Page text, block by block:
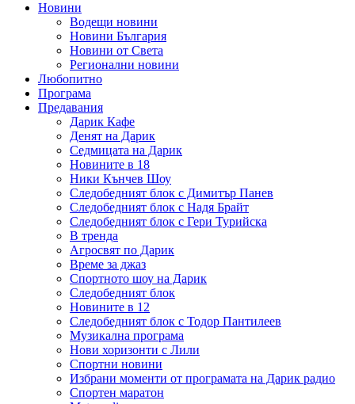
Новини
Водещи новини
Новини България
Новини от Света
Регионални новини
Любопитно
Програма
Предавания
Дарик Кафе
Денят на Дарик
Седмицата на Дарик
Новините в 18
Ники Кънчев Шоу
Следобедният блок с Димитър Панев
Следобедният блок с Надя Брайт
Следобедният блок с Гери Турийска
В тренда
Агросвят по Дарик
Време за джаз
Спортното шоу на Дарик
Следобедният блок
Новините в 12
Следобедният блок с Тодор Пантилеев
Музикална програма
Нови хоризонти с Лили
Спортни новини
Избрани моменти от програмата на Дарик радио
Спортен маратон